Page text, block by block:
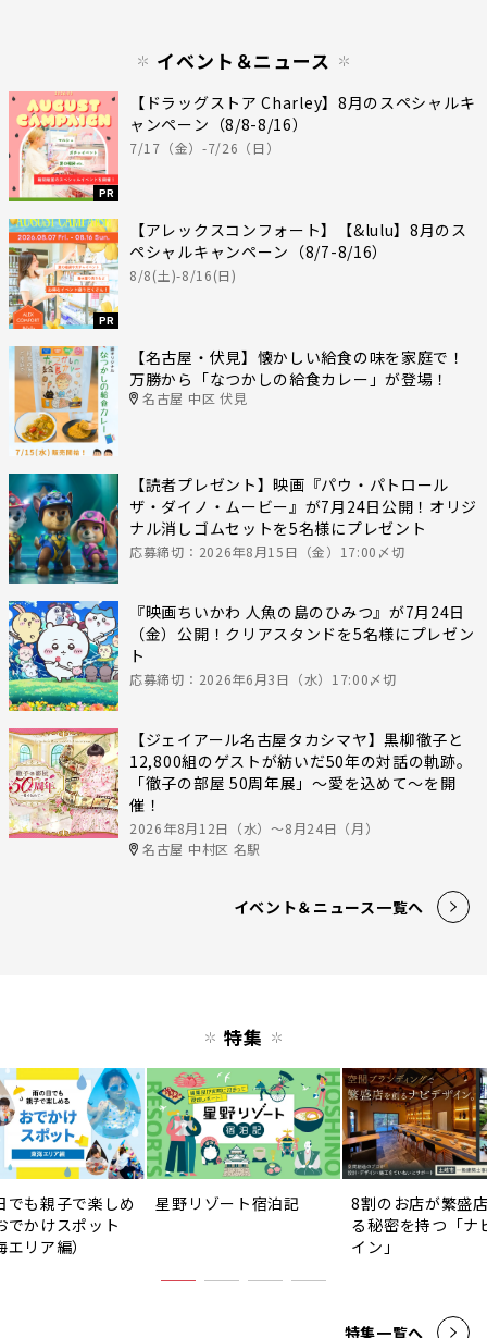
イベント＆ニュース
PR
【ドラッグストア Charley】8月のスペシャルキ
ャンペーン（8/8-8/16）
7/17（金）-7/26（日）
PR
【アレックスコンフォート】【&lulu】8月のス
ペシャルキャンペーン（8/7-8/16）
8/8(土)-8/16(日)
【名古屋・伏見】懐かしい給食の味を家庭で！
万勝から「なつかしの給食カレー」が登場！
名古屋 中区 伏見
【読者プレゼント】映画『パウ・パトロール
ザ・ダイノ・ムービー』が7月24日公開！オリジ
ナル消しゴムセットを5名様にプレゼント
応募締切：2026年8月15日（金）17:00〆切
『映画ちいかわ 人魚の島のひみつ』が7月24日
（金）公開！クリアスタンドを5名様にプレゼン
ト
応募締切：2026年6月3日（水）17:00〆切
【ジェイアール名古屋タカシマヤ】黒柳徹子と
12,800組のゲストが紡いだ50年の対話の軌跡。
「徹子の部屋 50周年展」～愛を込めて～を開
催！
2026年8月12日（水）〜8月24日（月）
名古屋 中村区 名駅
イベント＆ニュース一覧へ
特集
でも親子で楽しめ
でかけスポット
リア編）
星野リゾート宿泊記
8割のお店が繁盛
る秘密を持つ「ナ
イン」
特集一覧へ